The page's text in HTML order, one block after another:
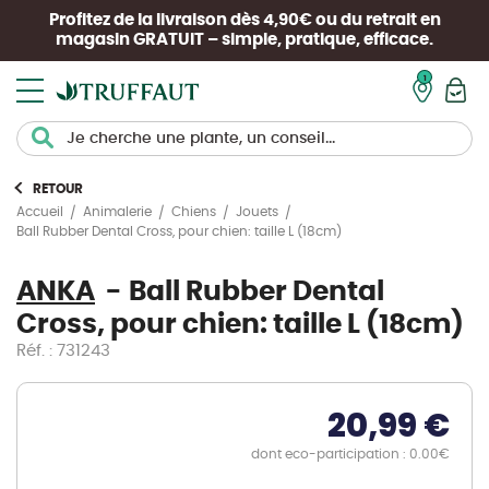
Profitez de la livraison dès 4,90€ ou du retrait en
magasin GRATUIT – simple, pratique, efficace.
RETOUR
Accueil
Animalerie Chiens
Jouets
Ball Rubber Dental Cross, pour chien: taille L (18cm)
ANKA
Ball Rubber Dental
Cross, pour chien: taille L (18cm)
Réf. : 731243
20,99 €
dont eco-participation : 0.00€